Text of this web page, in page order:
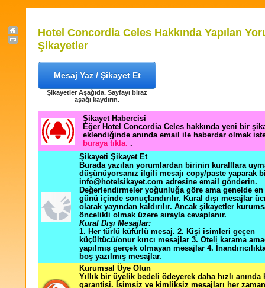
Hotel Concordia Celes Hakkında Yapılan
Şikayetler
Mesaj Yaz / Şikayet Et
Şikayetler Aşağıda. Sayfayı biraz
aşağı kaydırın.
Şikayet Habercisi
Eğer Hotel Concordia Celes hakkında yeni bir
eklendiğinde anında email ile haberdar olmak
buraya tıkla. .
Şikayeti Şikayet Et
Burada yazılan yorumlardan birinin kuralllara
düşünüyorsanız ilgili mesajı copy/paste yaparak
info@hotelsikayet.com adresine email gönderin.
Değerlendirmeler yoğunluğa göre ama genelde
günü içinde sonuçlandırılır. Kural dışı mesajlar
olarak yayından kaldırılır. Ancak şikayetler
öncelikli olmak üzere sırayla cevaplanır.
Kural Dışı Mesajlar:
1. Her türlü küfürlü mesaj. 2. Kişi isimleri geçen
küçültücü/onur kırıcı mesajlar 3. Oteli karama
yapılmış gerçek olmayan mesajlar 4.
boş yazılmış mesajlar.
Kurumsal Üye Olun
Yıllık bir üyelik bedeli ödeyerek daha hızlı
garantisi. İsimsiz ve kimliksiz mesajları her zaman